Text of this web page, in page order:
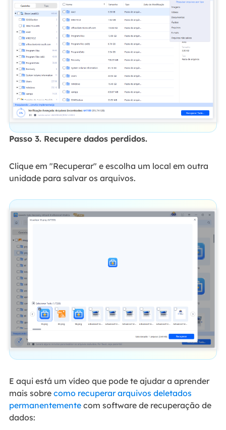
Passo 3. Recupere dados perdidos.
Clique em "Recuperar" e escolha um local em outra
unidade para salvar os arquivos.
E aqui está um vídeo que pode te ajudar a aprender
mais sobre como recuperar arquivos deletados
permanentementecom software de recuperação de
dados: